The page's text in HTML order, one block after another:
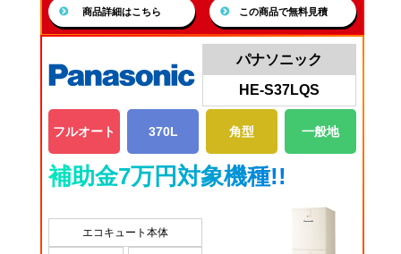
商品詳細はこちら この商品で無料見積
パナソニック
HE-S37LQS
フルオート 370L 角型 一般地
補助金7万円対象機種!!
エコキュート本体